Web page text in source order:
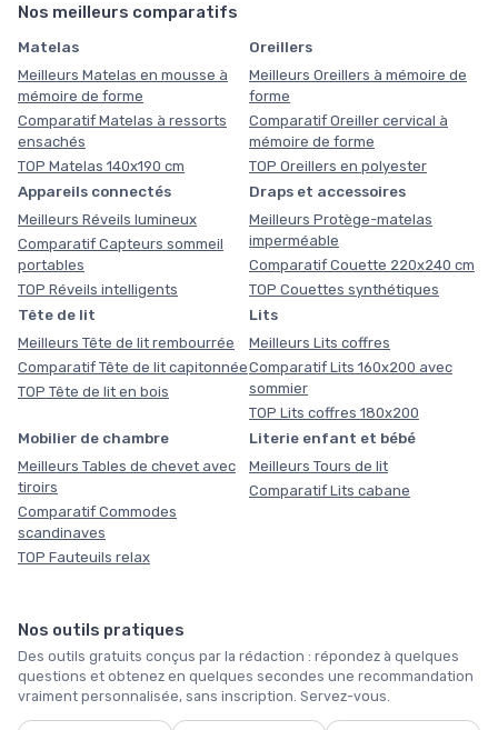
Nos meilleurs comparatifs
Matelas
Meilleurs Matelas en mousse à
mémoire de forme
Comparatif Matelas à ressorts
ensachés
TOP Matelas 140x190 cm
Oreillers
Meilleurs Oreillers à mémoire de
forme
Comparatif Oreiller cervical à
mémoire de forme
TOP Oreillers en polyester
Appareils connectés
Meilleurs Réveils lumineux
Comparatif Capteurs sommeil
portables
TOP Réveils intelligents
Draps et accessoires
Meilleurs Protège-matelas
imperméable
Comparatif Couette 220x240 cm
TOP Couettes synthétiques
Tête de lit
Meilleurs Tête de lit rembourrée
Comparatif Tête de lit capitonnée
TOP Tête de lit en bois
Lits
Meilleurs Lits coffres
Comparatif Lits 160x200 avec
sommier
TOP Lits coffres 180x200
Mobilier de chambre
Meilleurs Tables de chevet avec
tiroirs
Comparatif Commodes
scandinaves
TOP Fauteuils relax
Literie enfant et bébé
Meilleurs Tours de lit
Comparatif Lits cabane
Nos outils pratiques
Des outils gratuits conçus par la rédaction : répondez à quelques
questions et obtenez en quelques secondes une recommandation
vraiment personnalisée, sans inscription. Servez-vous.